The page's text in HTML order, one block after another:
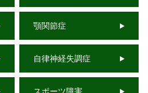
顎関節症
自律神経失調症
スポーツ障害